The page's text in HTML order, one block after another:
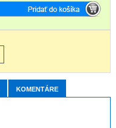
KOMENTÁRE